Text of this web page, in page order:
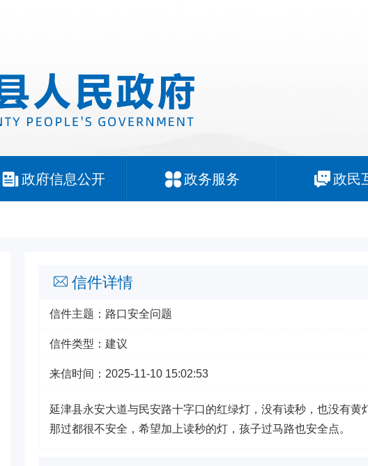
政府信息公开 政务服务 政民
信件详情
信件主题：路口安全问题
信件类型：建议
来信时间：2025-11-10 15:02:53
延津县永安大道与民安路十字口的红绿灯，没有读秒，也没有
那过都很不安全，希望加上读秒的灯，孩子过马路也安全点。